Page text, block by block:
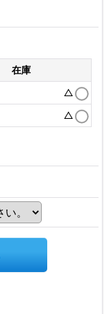
在庫
△
△